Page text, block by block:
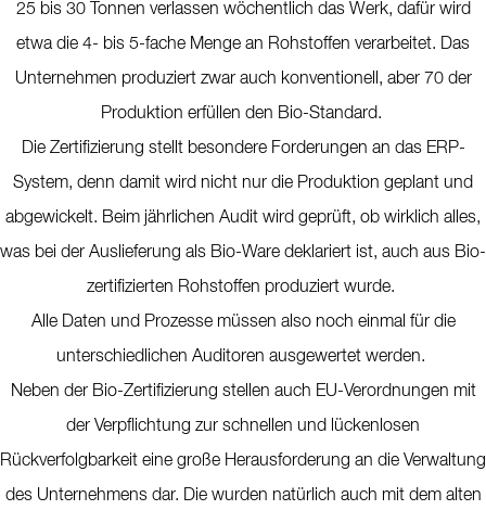
25 bis 30 Tonnen verlassen wöchentlich das Werk, dafür wird
etwa die 4- bis 5-fache Menge an Rohstoffen verarbeitet. Das
Unternehmen produziert zwar auch konventionell, aber 70 der
Produktion erfüllen den Bio-Standard.
Die Zertifizierung stellt besondere Forderungen an das ERP-
System, denn damit wird nicht nur die Produktion geplant und
abgewickelt. Beim jährlichen Audit wird geprüft, ob wirklich alles,
was bei der Auslieferung als Bio-Ware deklariert ist, auch aus Bio-
zertifizierten Rohstoffen produziert wurde.
Alle Daten und Prozesse müssen also noch einmal für die
unterschiedlichen Auditoren ausgewertet werden.
Neben der Bio-Zertifizierung stellen auch EU-Verordnungen mit
der Verpflichtung zur schnellen und lückenlosen
Rückverfolgbarkeit eine große Herausforderung an die Verwaltung
des Unternehmens dar. Die wurden natürlich auch mit dem alten